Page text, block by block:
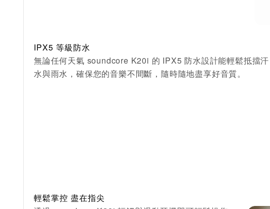
IPX5 等級防水
無論任何天氣 soundcore K20i 的 IPX5 防水設計能輕鬆抵擋汗
水與雨水，確保您的音樂不間斷，隨時隨地盡享好音質。
輕鬆掌控 盡在指尖